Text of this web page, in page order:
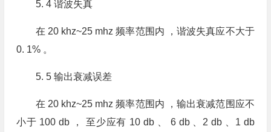
5. 4 谐波失真
在 20 khz~25 mhz 频率范围内 ，谐波失真应不大于
0. 1% 。
5. 5 输出衰减误差
在 20 khz~25 mhz 频率范围内 ，输出衰减范围应不
小于 100 db ， 至少应有 10 db 、 6 db 、2 db 、1 db